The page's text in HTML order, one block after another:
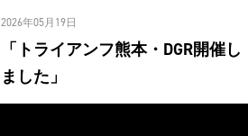
2026年05月19日
「トライアンフ熊本・DGR開催し
ました」